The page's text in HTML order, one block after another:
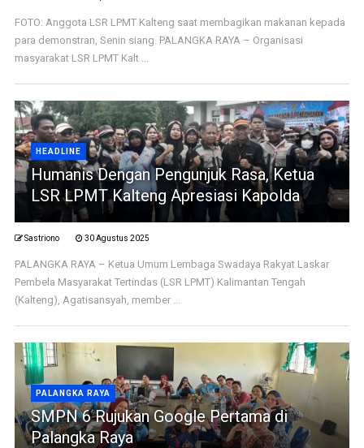
FOTO: Anggota LSR LPMT Kalteng saat membagikan makanan kepada
para demonstran, Senin siang. PALANGKA RAYA – Organisasi
masyarakat LSR LPMT Kalt ...
HEADLINE
Humanis Dengan Pengunjuk Rasa, Ketua
LSR LPMT Kalteng Apresiasi Kapolda
Sastriono 30 Agustus 2025
PALANGKA RAYA – Ketua Umum Lembaga Swadaya Rakyat Laskar
Pembela Masyarakat Tertindas (LSR LPMT) Kalimantan Tengah
(Kalteng), Agatisansyah, member ...
PALANGKA RAYA
SMPN 6 Rujukan Google Pertama di
Palangka Raya